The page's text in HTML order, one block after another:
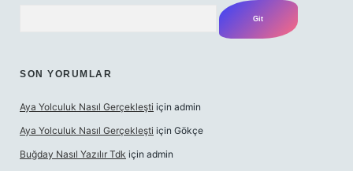
SON YORUMLAR
Aya Yolculuk Nasıl Gerçekleşti için admin
Aya Yolculuk Nasıl Gerçekleşti için Gökçe
Buğday Nasıl Yazılır Tdk için admin